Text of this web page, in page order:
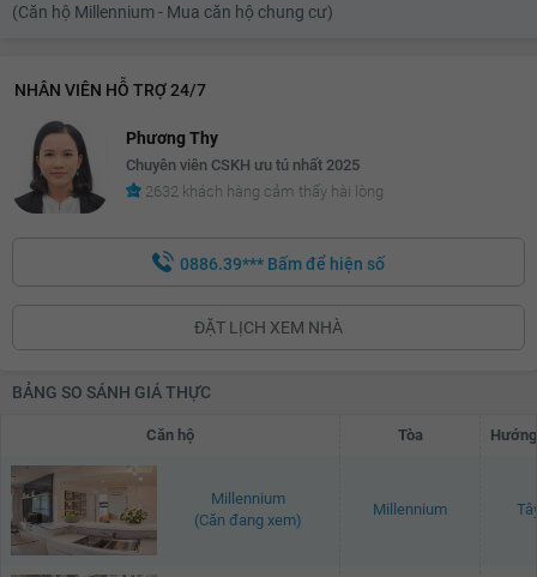
(Căn hộ Millennium - Mua căn hộ chung cư)
NHÂN VIÊN HỖ TRỢ 24/7
Phương Thy
Chuyên viên CSKH ưu tú nhất 2025
2632 khách hàng cảm thấy hài lòng
0886.39*** Bấm để hiện số
ĐẶT LỊCH XEM NHÀ
BẢNG SO SÁNH GIÁ THỰC
Căn hộ Tòa
Millennium
(Căn đang xem)
Millennium